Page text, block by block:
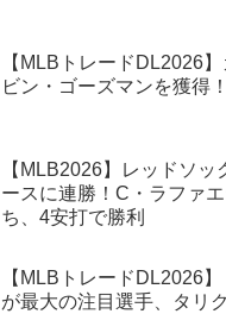
【MLBトレードDL2026
ビン・ゴーズマンを獲得！
【MLB2026】レッドソッ
ースに連勝！C・ラファ
ち、4安打で勝利
【MLBトレードDL2026
が最大の注目選手、タリ